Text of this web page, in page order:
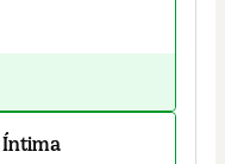
Íntima